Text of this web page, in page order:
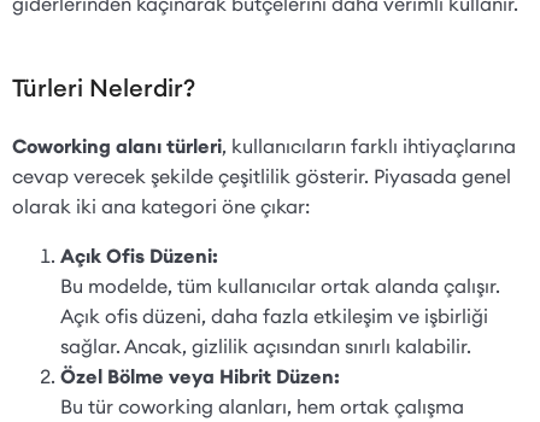
Türleri Nelerdir?
Coworking alanı türleri, kullanıcıların farklı ihtiyaçlarına
cevap verecek şekilde çeşitlilik gösterir. Piyasada genel
olarak iki ana kategori öne çıkar:
Açık Ofis Düzeni:
Bu modelde, tüm kullanıcılar ortak alanda çalışır.
Açık ofis düzeni, daha fazla etkileşim ve işbirliği
sağlar. Ancak, gizlilik açısından sınırlı kalabilir.
Özel Bölme veya Hibrit Düzen:
Bu tür coworking alanları, hem ortak çalışma